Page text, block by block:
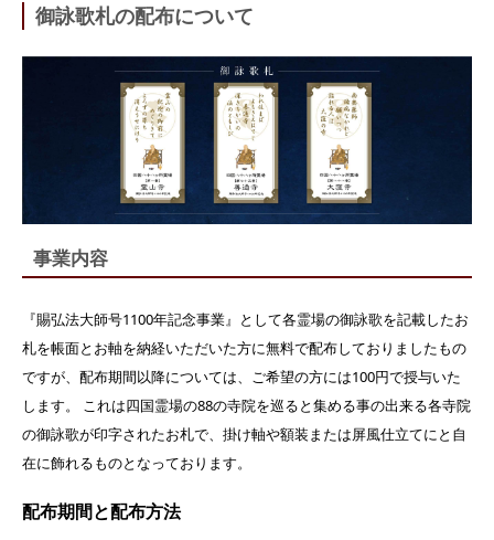
御詠歌札の配布について
事業内容
『賜弘法大師号1100年記念事業』として各霊場の御詠歌を記載したお
札を帳面とお軸を納経いただいた方に無料で配布しておりましたもの
ですが、配布期間以降については、ご希望の方には100円で授与いた
します。 これは四国霊場の88の寺院を巡ると集める事の出来る各寺院
の御詠歌が印字されたお札で、掛け軸や額装または屏風仕立てにと自
在に飾れるものとなっております。
配布期間と配布方法